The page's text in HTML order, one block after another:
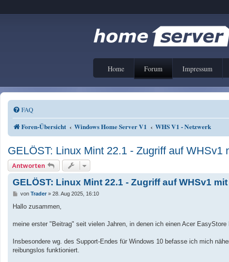
Home Forum Impressum
FAQ
Foren-Übersicht Windows Home Server V1 WHS V1 - Netzwerk
GELÖST: Linux Mint 22.1 - Zugriff auf WHSv1
Antworten
GELÖST: Linux Mint 22.1 - Zugriff auf WHSv1
B
i
a
von Trader» 28. Aug 2025, 16:10
Hallo zusammen,
meine erster "Beitrag" seit vielen Jahren, in denen ich einen Acer
Insbesondere wg. des Support-Endes für Windows 10 befasse ich mich
reibungslos funktioniert.